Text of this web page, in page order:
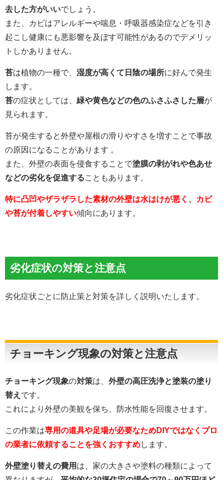
去した方がいいでしょう。
また、カビはアレルギーや喘息・呼吸器感染症などを引き
起こし健康にも悪影響を及ぼす可能性があるのでデメリッ
トしかありません。
苔は植物の一種で、 湿度が高くて日陰の場所に好んで発生
します。
苔の症状としては、 緑や黄色などの色のふさふさした層が
見られます。
苔が発生すると外壁や屋根の滑りやすさを増すことで事故
の原因になることがあります 。
また、外壁の表面を侵食することで塗膜の剥がれや色あせ
などの劣化を促進することもあります。
特に凸凹やザラザラした素材の外壁は水はけが悪く、カビ
や苔が付着しやすい傾向にあります。
劣化症状の対策と注意点
劣化症状ごとに防止策と対策を詳しく説明いたします。
チョーキング現象の対策と注意点
チョーキング現象の対策は、 外壁の高圧洗浄と塗装の塗り
替え です。
これにより外壁の美観を保ち、防水性能を回復させます。
この作業は専用の道具や足場が必要なためDIYではなくプロ
の業者に依頼することを強くおすすめします。
外壁塗り替えの費用 は、家の大きさや塗料の種類によって